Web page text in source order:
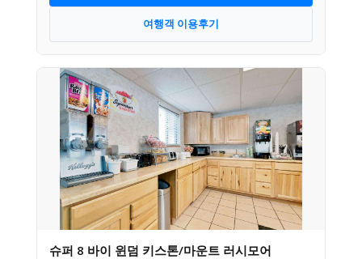
여행객 이용후기
슈퍼 8 바이 윈덤 키스톤/마운트 러시모어